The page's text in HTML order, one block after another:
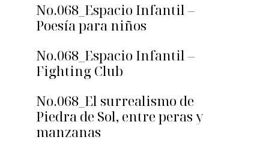
No.068_Espacio Infantil –
Poesía para niños
No.068_Espacio Infantil –
Fighting Club
No.068_El surrealismo de
Piedra de Sol, entre peras y
manzanas